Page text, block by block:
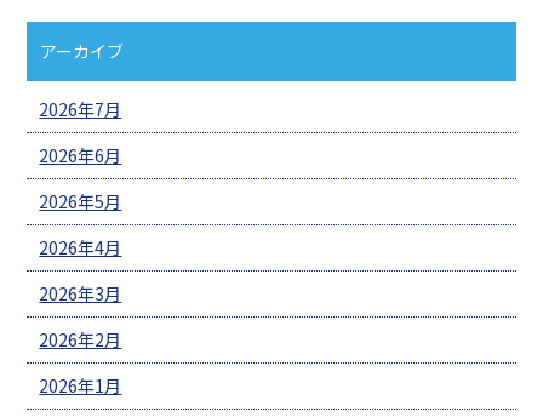
アーカイブ
2026年7月
2026年6月
2026年5月
2026年4月
2026年3月
2026年2月
2026年1月